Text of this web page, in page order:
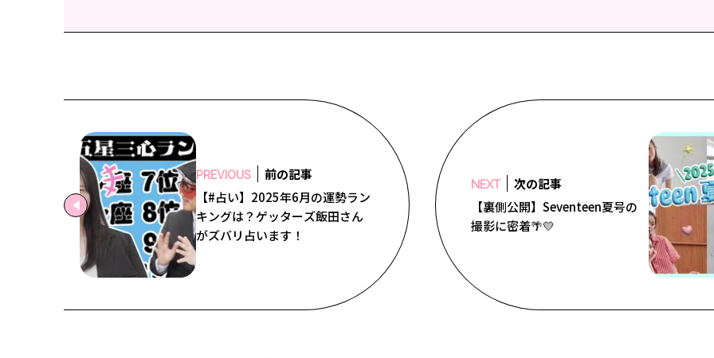
PREVIOUS
前の記事
【#占い】2025年6月の運勢ラン
キングは？ゲッターズ飯田さん
がズバリ占います！
NEXT
次の記事
【裏側公開】Seventeen夏号の
撮影に密着🌴💛